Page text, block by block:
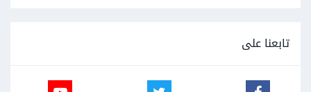
تابعنا على